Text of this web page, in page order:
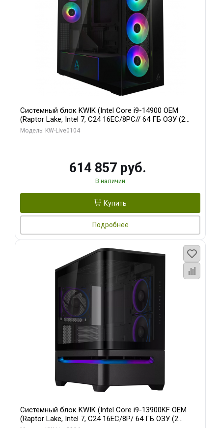
Системный блок KWIK (Intel Core i9-14900 OEM
(Raptor Lake, Intel 7, C24 16EC/8PC// 64 ГБ ОЗУ (2
модуля)/ Afox RTX4090 24GB GDDR6X 384-Bit 3xDP
Модель: KW-Live0104
614 857 руб.
В наличии
Купить
Подробнее
Системный блок KWIK (Intel Core i9-13900KF OEM
(Raptor Lake, Intel 7, C24 16EC/8P/ 64 ГБ ОЗУ (2